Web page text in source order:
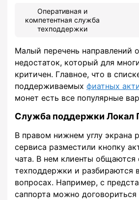
Оперативная и
компетентная служба
техподдержки
Малый перечень направлений
недостаток, который для
критичен. Главное, что в
поддерживаемых фиатных
монет есть все популярные
Служба поддержки Локал
В правом нижнем углу экрана
сервиса разместили кнопку
чата. В нем клиенты
техподдержки и разбираются
вопросах. Например, с
саппорта можно